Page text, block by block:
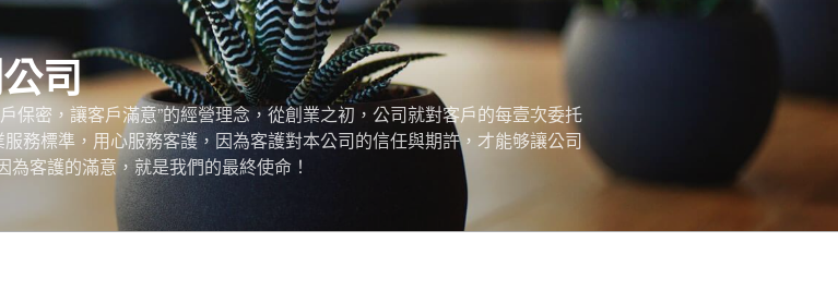
司
保密，讓客戶滿意”的經營理念，從創業之初，公司就對客戶的每壹次委托
務標準，用心服務客護，因為客護對本公司的信任與期許，才能够讓公司
客護的滿意，就是我們的最終使命！